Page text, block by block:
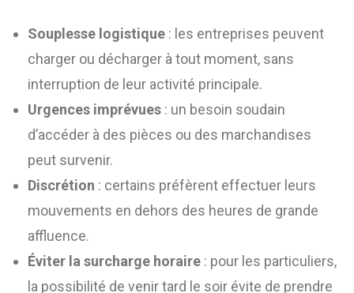
Souplesse logistique : les entreprises peuvent
charger ou décharger à tout moment, sans
interruption de leur activité principale.
Urgences imprévues : un besoin soudain
d’accéder à des pièces ou des marchandises
peut survenir.
Discrétion : certains préfèrent effectuer leurs
mouvements en dehors des heures de grande
affluence.
Éviter la surcharge horaire : pour les particuliers,
la possibilité de venir tard le soir évite de prendre